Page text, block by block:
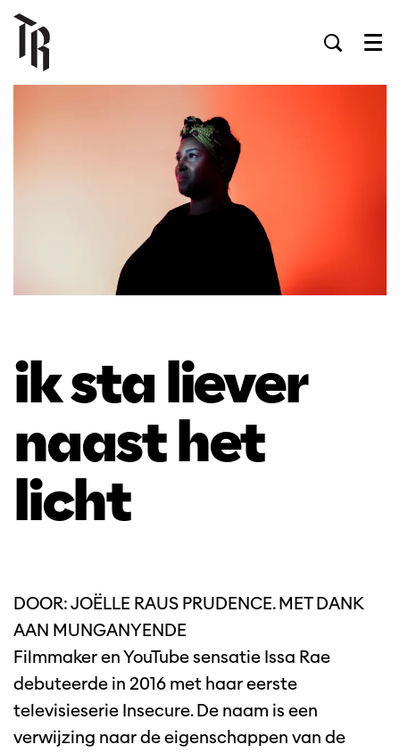
ik sta liever
naast het
licht
DOOR: JOËLLE RAUS PRUDENCE. MET DANK
AAN MUNGANYENDE
Filmmaker en YouTube sensatie Issa Rae
debuteerde in 2016 met haar eerste
televisieserie Insecure. De naam is een
verwijzing naar de eigenschappen van de